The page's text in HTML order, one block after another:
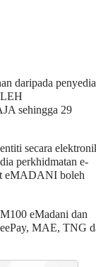
daripada penyedia
sehingga 29
secara
perkhidmatan e-
eMADANI boleh
eMadani dan
MAE, TNG